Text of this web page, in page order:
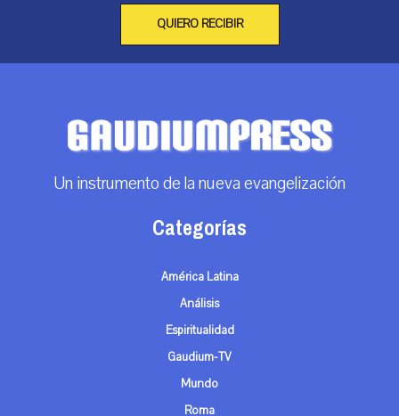
QUIERO RECIBIR
Un instrumento de la nueva evangelización
Categorías
América Latina
Análisis
Espiritualidad
Gaudium-TV
Mundo
Roma